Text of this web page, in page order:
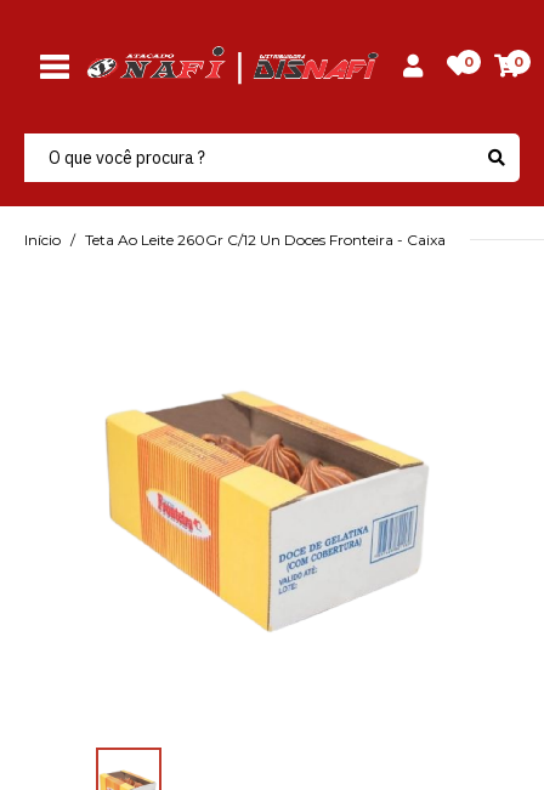
0 0
Início Teta Ao Leite 260Gr C/12 Un Doces Fronteira - Caixa